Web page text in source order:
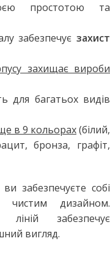
простотою та
забезпечує захист
захищає вироби
для багатьох видів
в 9 кольорах(білий,
бронза, графіт,
забезпечуєте собі
чистим дизайном.
забезпечує
вигляд.